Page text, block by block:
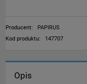
Producent:
PAPIRUS
Kod produktu:
147707
Opis